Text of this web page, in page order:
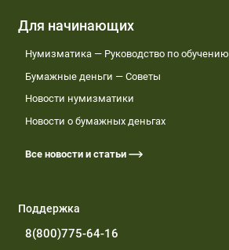
Для начинающих
Нумизматика — Руководство по обучению
Бумажные деньги — Советы
Новости нумизматики
Новости о бумажных деньгах
Все новости и статьи
Поддержка
8(800)775-64-16